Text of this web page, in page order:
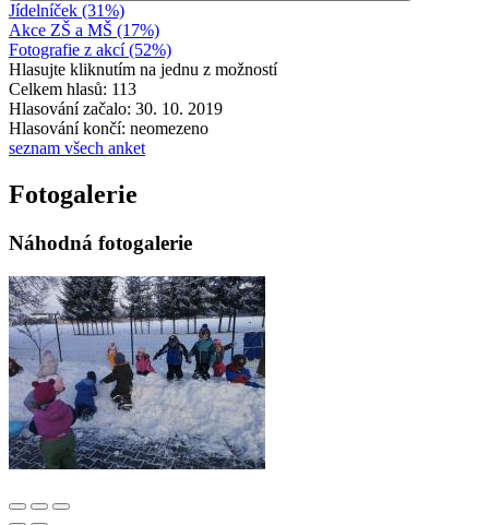
Jídelníček (31%)
Akce ZŠ a MŠ (17%)
Fotografie z akcí (52%)
Hlasujte kliknutím na jednu z možností
Celkem hlasů: 113
Hlasování začalo: 30. 10. 2019
Hlasování končí: neomezeno
seznam všech anket
Fotogalerie
Náhodná fotogalerie